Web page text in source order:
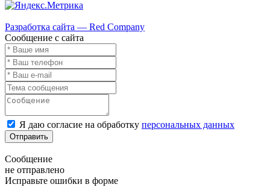
Разработка сайта — Red Company
Сообщение с сайта
Я даю согласие на обработку персональных данных
Отправить
Сообщение
не отправлено
Исправьте ошибки в форме